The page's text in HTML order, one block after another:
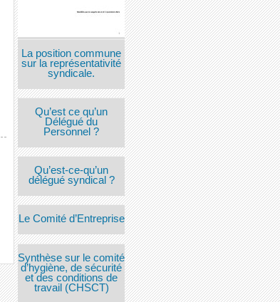
La position commune
sur la représentativité
syndicale.
Qu’est ce qu’un
Délégué du
Personnel ?
Qu’est-ce-qu’un
délégué syndical ?
Le Comité d’Entreprise
Synthèse sur le comité
d’hygiène, de sécurité
et des conditions de
travail (CHSCT)